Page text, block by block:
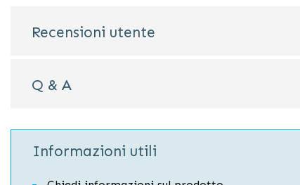
Recensioni utente
Q & A
Informazioni utili